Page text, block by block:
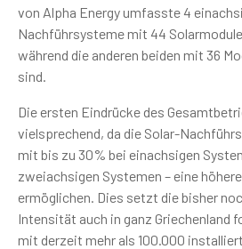
von Alpha Energy umfasste 4
Nachführsysteme mit 44
während die anderen beiden mit 36
sind.
Die ersten Eindrücke des
vielsprechend, da die Solar-
mit bis zu 30% bei einachsigen
zweiachsigen Systemen – eine
ermöglichen. Dies setzt die bisher
Intensität auch in ganz Griechenland
mit derzeit mehr als 100.000